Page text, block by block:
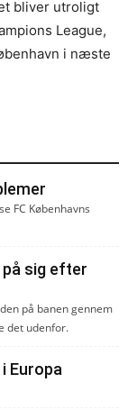
bliver utroligt
League,
i næste
FC Københavns
sig efter
på banen gennem
det udenfor.
Europa